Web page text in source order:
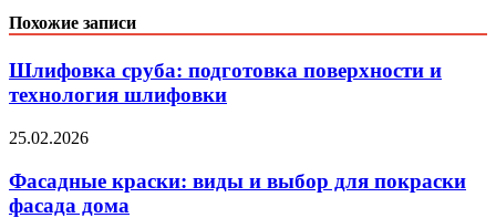
Похожие записи
Шлифовка сруба: подготовка поверхности и
технология шлифовки
25.02.2026
Фасадные краски: виды и выбор для покраски
фасада дома